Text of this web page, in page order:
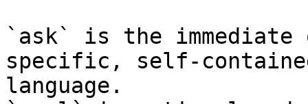
`ask` is the
specific, self-
language.